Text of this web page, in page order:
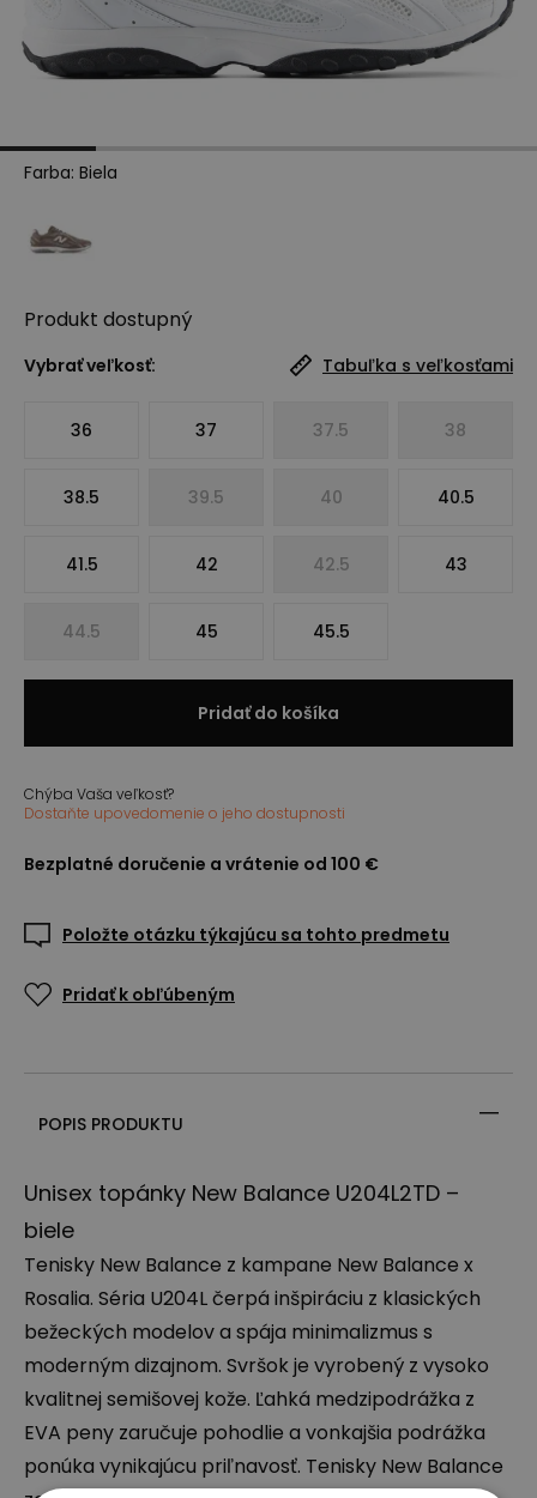
Farba: Biela
Produkt dostupný
Vybrať veľkosť: Tabuľka s veľkosťami
36 37 37.5 38
38.5 39.5 40 40.5
41.5 42 42.5 43
44.5 45 45.5
Pridať do košíka
Chýba Vaša veľkosť?
Dostaňte upovedomenie o jeho dostupnosti
Bezplatné doručenie a vrátenie od 100 €
Položte otázku týkajúcu sa tohto predmetu
Pridať k obľúbeným
POPIS PRODUKTU
Unisex topánky New Balance U204L2TD –
biele
Tenisky New Balance z kampane New Balance x
Rosalia. Séria U204L čerpá inšpiráciu z klasických
bežeckých modelov a spája minimalizmus s
moderným dizajnom. Svršok je vyrobený z vysoko
kvalitnej semišovej kože. Ľahká medzipodrážka z
EVA peny zaručuje pohodlie a vonkajšia podrážka
ponúka vynikajúcu priľnavosť. Tenisky New Balance